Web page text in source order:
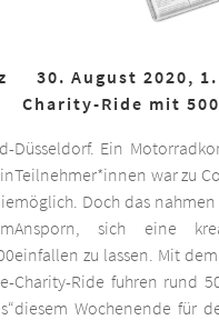
30. August 2020,
Charity-Ride mit
Düsseldorf. Ein
Teilnehmer*innen war zu
möglich. Doch das
Ansporn, sich eine
einfallen zu lassen. Mit
Charity-Ride fuhren rund
diesem Wochenende für